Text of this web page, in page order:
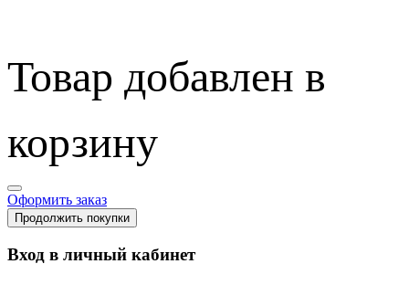
Товар добавлен в
корзину
Оформить заказ
Продолжить покупки
Вход в личный кабинет